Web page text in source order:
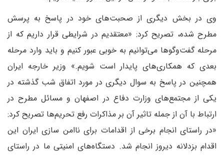
وی در بخش دیگری از صحبت‌های خود در پاسخ به پرسش
مطرح شده، تصریح کرد: «معتقدیم در شرایطی قرار داریم که از
مرحله گفت‌وگوها می‌توانیم به خوبی عبور کنیم و باید وارد مرحله
بعدی که همکاری‌های پایدار است شویم.» وزیر خارجه ایران
همچنین در پاسخ به سوال دیگری در مورد اتفاق شب گذشته در
یکی از مجتمع‌های وزارت دفاع در اصفهان و مسائل مطرح در
ارتباط با آن از جمله تاثیر آن بر مذاکرات رفع تحریم‌ها تصریح کرد:
«در راستای انجام برخی از اقدامات برای ناامن سازی ایران این
اقدام بزدلانه دیروز انجام شد. دستگاه‌های امنیتی ما در راستای